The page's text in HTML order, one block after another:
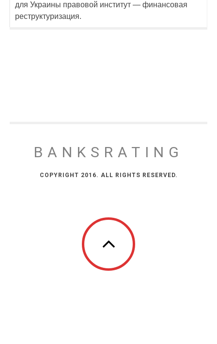
для Украины правовой институт — финансовая
реструктуризация.
BANKSRATING
COPYRIGHT 2016. ALL RIGHTS RESERVED.